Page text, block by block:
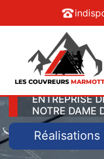
ENTREPRISE
NOTRE DAME
Réalisations